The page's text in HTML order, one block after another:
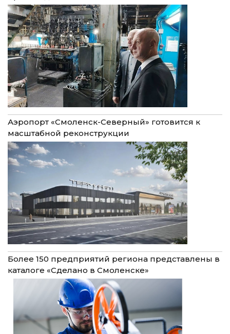
Аэропорт «Смоленск-Северный» готовится к
масштабной реконструкции
Более 150 предприятий региона представлены в
каталоге «Сделано в Смоленске»